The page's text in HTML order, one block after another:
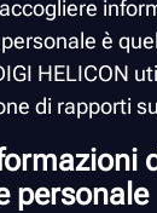
è
HELICON
di rapporti
personale